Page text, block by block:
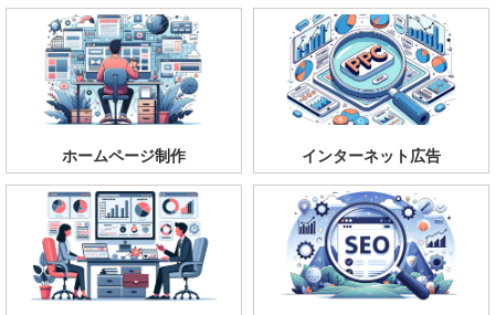
ホームページ制作 インターネット広告